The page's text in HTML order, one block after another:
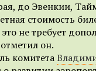
до Эвенкии,
стоимость
не требует
он.
комитета